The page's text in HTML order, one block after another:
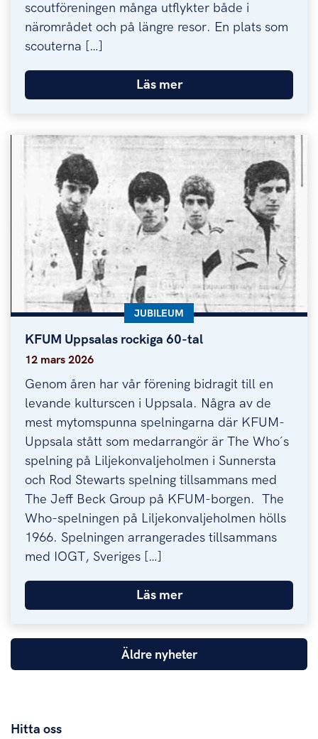
scoutföreningen många utflykter både i
närområdet och på längre resor. En plats som
scouterna […]
Läs mer
KFUM Uppsalas rockiga 60-tal
KFUM Uppsalas rockiga 60-tal
KATEGORI:
JUBILEUM
12 mars 2026
Genom åren har vår förening bidragit till en
levande kulturscen i Uppsala. Några av de
mest mytomspunna spelningarna där KFUM-
Uppsala stått som medarrangör är The Who´s
spelning på Liljekonvaljeholmen i Sunnersta
och Rod Stewarts spelning tillsammans med
The Jeff Beck Group på KFUM-borgen. The
Who-spelningen på Liljekonvaljeholmen hölls
1966. Spelningen arrangerades tillsammans
med IOGT, Sveriges […]
Läs mer
Äldre nyheter
Hitta oss